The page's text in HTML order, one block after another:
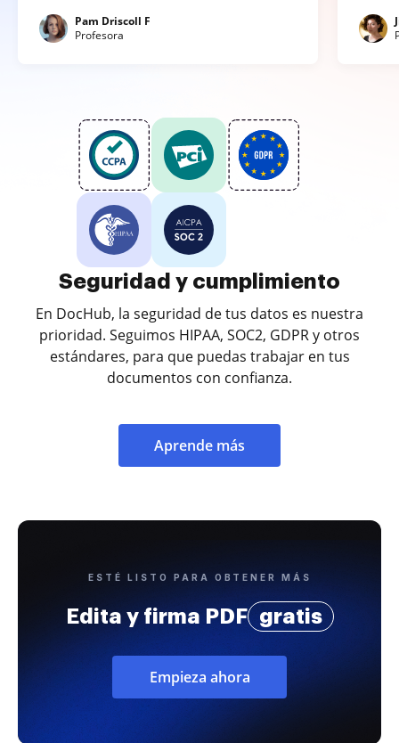
Pam Driscoll F
Profesora
Seguridad y cumplimiento
En DocHub, la seguridad de tus datos es nuestra
prioridad. Seguimos HIPAA, SOC2, GDPR y otros
estándares, para que puedas trabajar en tus
documentos con confianza.
Aprende más
ESTÉ LISTO PARA OBTENER MÁS
Edita y firma PDF gratis
Empieza ahora